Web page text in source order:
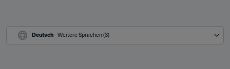
Deutsch - Weitere Sprachen (3)